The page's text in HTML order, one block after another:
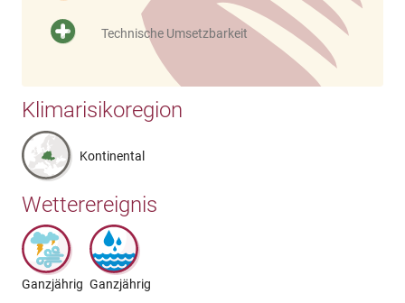
Technische Umsetzbarkeit
Klimarisikoregion
Kontinental
Wetterereignis
Ganzjährig Ganzjährig